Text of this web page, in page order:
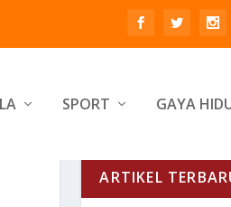
SPORT GAYA
ARTIKEL